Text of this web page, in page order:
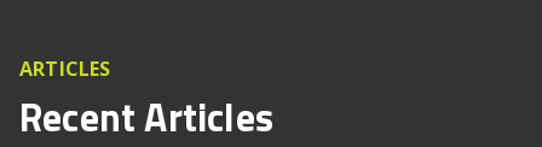
ARTICLES
Recent Articles